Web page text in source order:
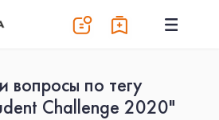
вопросы по тегу
Challenge 2020"